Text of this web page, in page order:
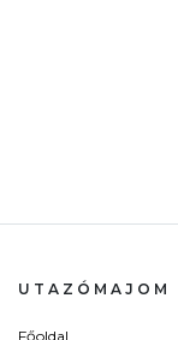
UTAZÓMAJOM
Főoldal